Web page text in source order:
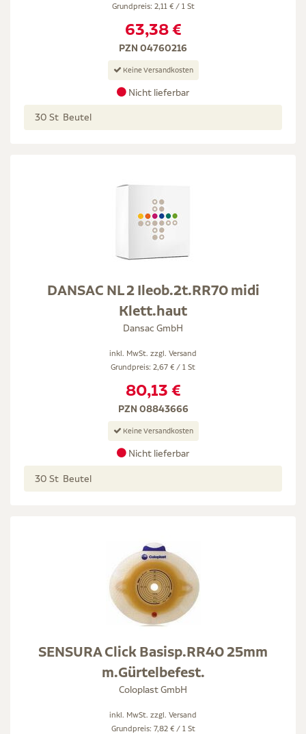
Grundpreis: 2,11 € / 1 St
63,38 €
PZN 04760216
Keine Versandkosten
Nicht lieferbar
30 St Beutel
DANSAC NL 2 Ileob.2t.RR70 midi
Klett.haut
Dansac GmbH
inkl. MwSt. zzgl. Versand
Grundpreis: 2,67 € / 1 St
80,13 €
PZN 08843666
Keine Versandkosten
Nicht lieferbar
30 St Beutel
SENSURA Click Basisp.RR40 25mm
m.Gürtelbefest.
Coloplast GmbH
inkl. MwSt. zzgl. Versand
Grundpreis: 7,82 € / 1 St